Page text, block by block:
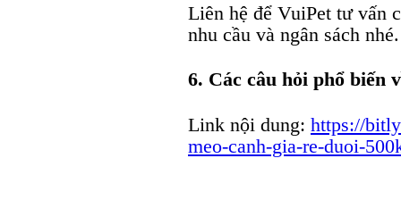
Liên hệ để VuiPet tư vấn
nhu cầu và ngân sách nhé.
6. Các câu hỏi phổ biến
Link nội dung: https://
meo-canh-gia-re-duoi-